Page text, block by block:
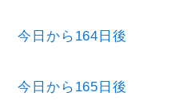
今日から164日後
今日から165日後